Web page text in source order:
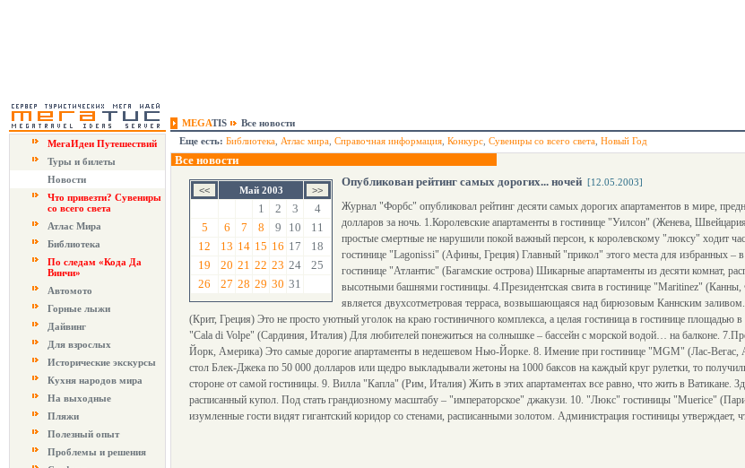
MEGATIS
Все новости
МегаИдеи Путешествий
Туры и билеты
Новости
Что привезти? Сувениры
со всего света
Атлас Мира
Библиотека
По следам «Кода Да
Винчи»
Автомото
Горные лыжи
Дайвинг
Для взрослых
Исторические экскурсы
Кухня народов мира
На выходные
Пляжи
Полезный опыт
Проблемы и решения
Еще есть: Библиотека Атлас мира Справочная информация Конкурс Сувениры со всего света Новый Год
Все новости
Май 2003
1 2 3
4
5
6 7 8 9 10
11
12
13 14 15 16 17
18
19
20 21 22 23 24
25
26
27 28 29 30 31
Опубликован рейтинг самых дорогих... ночей [12.05.2003]
Журнал "Форбс" опубликовал рейтинг десяти самых дорогих апартаментов в мире,
долларов за ночь. 1.Королевские апартаменты в гостинице "Уилсон" (Женева,
простые смертные не нарушили покой важный персон, к королевскому "люксу" ходит
гостинице "Lagonissi" (Афины, Греция) Главный "прикол" этого места для избранных
гостинице "Атлантис" (Багамские острова) Шикарные апартаменты из десяти комнат,
высотными башнями гостиницы. 4.Президентская свита в гостинице "Maritinez"
является двухсотметровая терраса, возвышающаяся над бирюзовым Каннским
(Крит, Греция) Это не просто уютный уголок на краю гостиничного комплекса, а целая гостиница в гостинице площадью
"Cala di Volpe" (Сардиния, Италия) Для любителей понежиться на солнышке – бассейн с морской водой… на балконе.
Йорк, Америка) Это самые дорогие апартаменты в недешевом Нью-Йорке. 8. Имение при гостинице "MGM" (Лас-Вегас,
стол Блек-Джека по 50 000 долларов или щедро выкладывали жетоны на 1000 баксов на каждый круг рулетки, то
стороне от самой гостиницы. 9. Вилла "Капла" (Рим, Италия) Жить в этих апартаментах все равно, что жить в Ватикане.
расписанный купол. Под стать грандиозному масштабу – "императорское" джакузи. 10. "Люкс" гостиницы "Muerice"
изумленные гости видят гигантский коридор со стенами, расписанными золотом. Администрация гостиницы